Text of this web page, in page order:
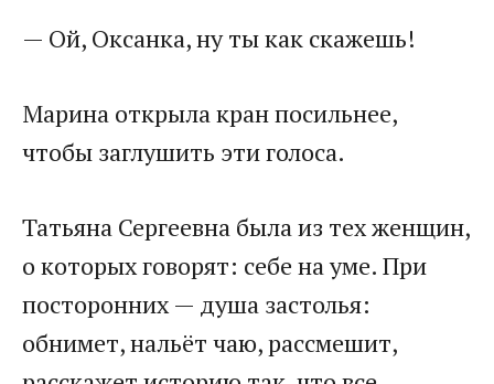
— Ой, Оксанка, ну ты как скажешь!
Марина открыла кран посильнее,
чтобы заглушить эти голоса.
Татьяна Сергеевна была из тех женщин,
о которых говорят: себе на уме. При
посторонних — душа застолья:
обнимет, нальёт чаю, рассмешит,